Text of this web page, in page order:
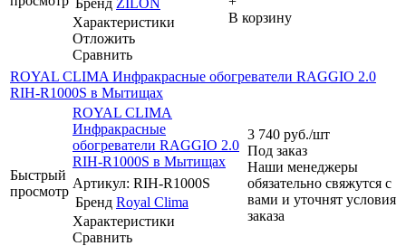
Характеристики
Отложить
Сравнить
В корзину
ROYAL CLIMA Инфракрасные обогреватели RAGGIO 2.0
RIH-R1000S в Мытищах
Быстрый
просмотр
ROYAL CLIMA
Инфракрасные
обогреватели RAGGIO 2.0
RIH-R1000S в Мытищах
Артикул: RIH-R1000S
Бренд Royal Clima
Характеристики
Сравнить
3 740 руб./шт
Под заказ
Наши менеджеры
обязательно свяжутся с
вами и уточнят условия
заказа